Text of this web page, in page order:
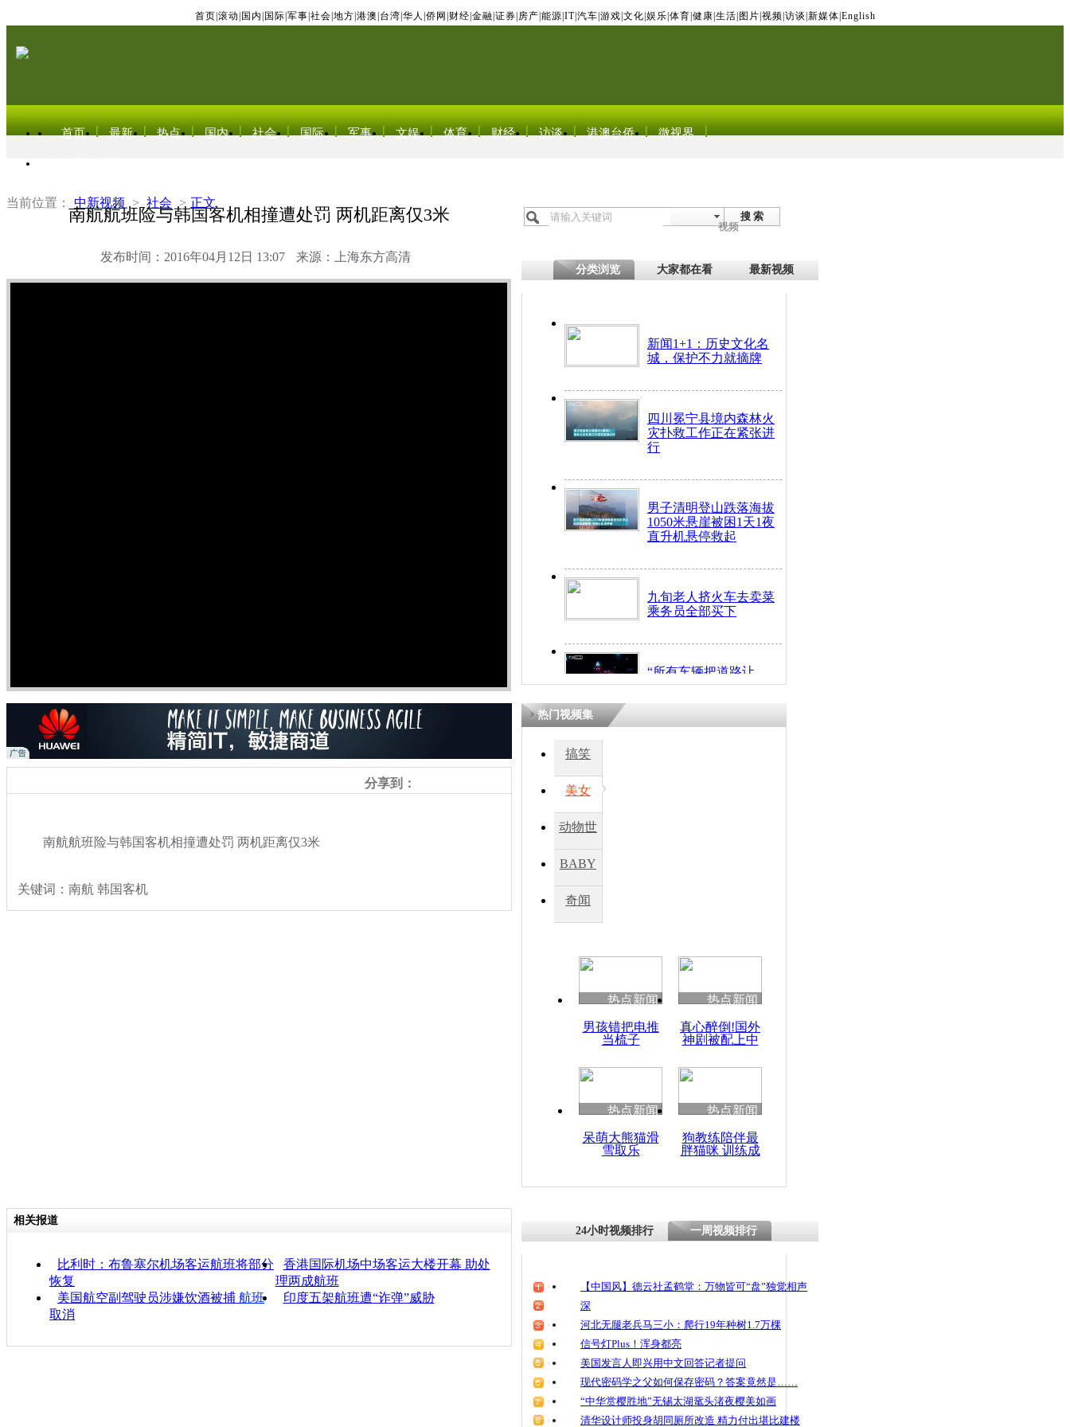
首页 滚动 国内 国际 军事 社会 地方 港澳 台湾 华人 侨网 财经 金融 证券 房产 能源 IT| 汽车 游戏 文化 娱乐 体育 健康 生活 图片 视频 访谈 新媒体 English
首页 最新 热点 国内 社会 国际 军事 文娱 体育 财经 访谈 港澳台侨 微视界
当前位置： 中新视频 > 社会 > 正文
南航航班险与韩国客机相撞遭处罚 两机距离仅3米
发布时间：2016年04月12日 13:07 来源：上海东方高清
搜 索
视频
分类浏览 大家都在看 最新视频
新闻1+1：历史文化名
城，保护不力就摘牌
四川冕宁县境内森林火
灾扑救工作正在紧张进
行
男子清明登山跌落海拔
1050米悬崖被困1天1夜
直升机悬停救起
九旬老人挤火车去卖菜
乘务员全部买下
“所有车辆把道路让
开！”儿童突发疾病交
因
度苗族花山节
魂
分享到：
南航航班险与韩国客机相撞遭处罚 两机距离仅3米
关键词：南航 韩国客机
热门视频集
搞笑
美女
动物世
BABY
秀
奇闻
热点新闻
男孩错把电推
当梳子
热点新闻
真心醉倒!国外
神剧被配上中
热点新闻
呆萌大熊猫滑
雪取乐
热点新闻
狗教练陪伴最
胖猫咪 训练成
相关报道
比利时：布鲁塞尔机场客运航班将部分
恢复
香港国际机场中场客运大楼开幕 助处
理两成航班
美国航空副驾驶员涉嫌饮酒被捕 航班
取消
印度五架航班遭“诈弹”威胁
24小时视频排行 一周视频排行
【中国风】德云社孟鹤堂：万物皆可“盘”独觉相声
深
河北无腿老兵马三小：爬行19年种树1.7万棵
信号灯Plus！浑身都亮
美国发言人即兴用中文回答记者提问
现代密码学之父如何保存密码？答案竟然是……
“中华赏樱胜地”无锡太湖鼋头渚夜樱美如画
清华设计师投身胡同厕所改造 精力付出堪比建楼